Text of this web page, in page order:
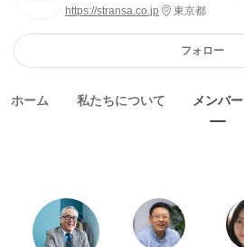
https://stransa.co.jp 東京都
フォロー
ホーム 私たちについて メンバー